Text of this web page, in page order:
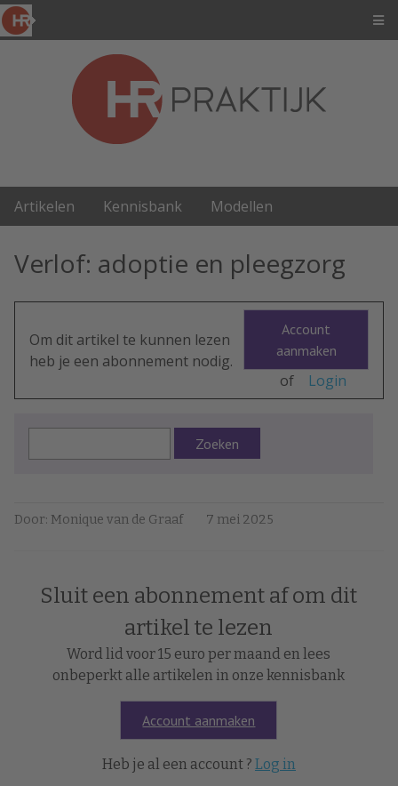
Artikelen Kennisbank Modellen
Verlof: adoptie en pleegzorg
Om dit artikel te kunnen lezen
heb je een abonnement nodig.
Account
aanmaken
of Login
Zoeken
Door: Monique van de Graaf 7 mei 2025
Sluit een abonnement af om dit
artikel te lezen
Word lid voor 15 euro per maand en lees
onbeperkt alle artikelen in onze kennisbank
Account aanmaken
Heb je al een account ? Log in